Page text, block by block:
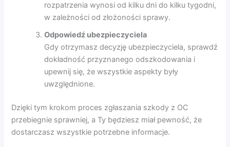
rozpatrzenia wynosi od kilku dni do kilku tygodni,
w zależności od złożoności sprawy.
Odpowiedź ubezpieczyciela
Gdy otrzymasz decyzję ubezpieczyciela, sprawdź
dokładność przyznanego odszkodowania i
upewnij się, że wszystkie aspekty były
uwzględnione.
Dzięki tym krokom proces zgłaszania szkody z OC
przebiegnie sprawniej, a Ty będziesz miał pewność, że
dostarczasz wszystkie potrzebne informacje.